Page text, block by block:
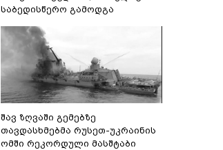
საბედისწერო გამოდგა
შავ ზღვაში გემებზე
თავდასხმებმა რუსეთ-უკრაინის
ომში რეკორდული მასშტაბი